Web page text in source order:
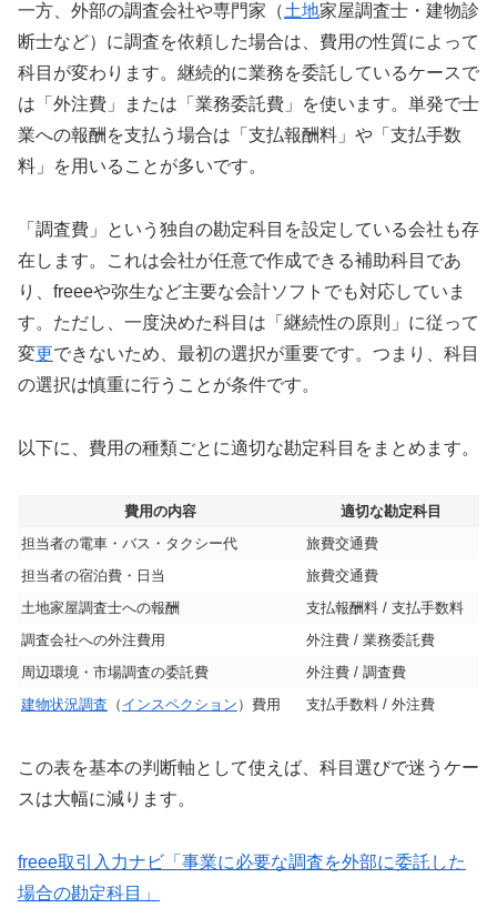
一方、外部の調査会社や専門家（土地家屋調査士・建物診
断士など）に調査を依頼した場合は、費用の性質によって
科目が変わります。継続的に業務を委託しているケースで
は「外注費」または「業務委託費」を使います。単発で士
業への報酬を支払う場合は「支払報酬料」や「支払手数
料」を用いることが多いです。
「調査費」という独自の勘定科目を設定している会社も存
在します。これは会社が任意で作成できる補助科目であ
り、freeeや弥生など主要な会計ソフトでも対応していま
す。ただし、一度決めた科目は「継続性の原則」に従って
変更できないため、最初の選択が重要です。つまり、科目
の選択は慎重に行うことが条件です。
以下に、費用の種類ごとに適切な勘定科目をまとめます。
費用の内容
適切な勘定科目
担当者の電車・バス・タクシー代
旅費交通費
担当者の宿泊費・日当
旅費交通費
土地家屋調査士への報酬
支払報酬料 / 支払手数料
調査会社への外注費用
外注費 / 業務委託費
周辺環境・市場調査の委託費
外注費 / 調査費
建物状況調査 （ インスペクション ）費用 支払手数料 / 外注費
この表を基本の判断軸として使えば、科目選びで迷うケー
スは大幅に減ります。
freee取引入力ナビ「事業に必要な調査を外部に委託した
場合の勘定科目」